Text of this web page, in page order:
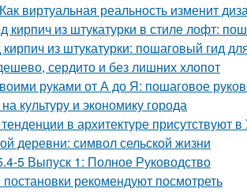
виртуальная реальность изменит
кирпич из штукатурки в стиле лофт:
из штукатурки: пошаговый гид
сердито и без лишних хлопот
руками от А до Я: пошаговое
культуру и экономику города
в архитектуре присутствуют в
деревни: символ сельской жизни
5 Выпуск 1: Полное Руководство
рекомендуют посмотреть